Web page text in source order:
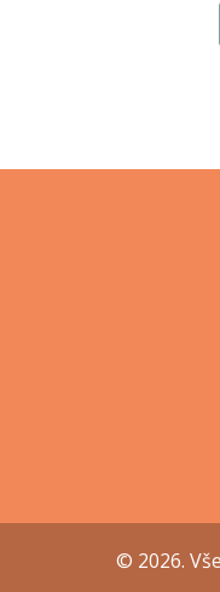
© 2026.